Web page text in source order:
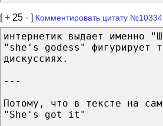
[+ 25 - ] Комментировать цитату
интернетик выдает именно
"she's godess" фигурирует
дискуссиях.
---
Потому, что в тексте на
"She's got it"